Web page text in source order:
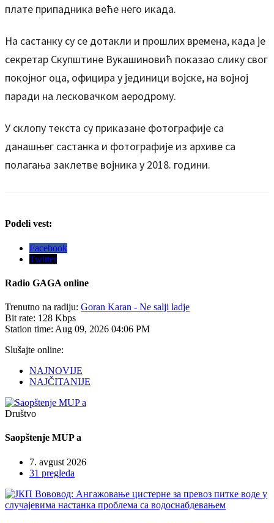
плате припадника веће него икада.
На састанку су се дотакли и прошлих времена, када је
секретар Скупштине Вукашиновић показао слику свог
покојног оцa, официра у јединици војске, на војној
паради на лесковачком аеродрому.
У склопу текста су приказане фотографије са
данашњег састанка и фотографије из архиве са
полагања заклетве војника у 2018. години.
Podeli vest:
Facebook
Twitter
Radio GAGA online
Trenutno na radiju: Goran Karan - Ne salji ladje
Bit rate: 128 Kbps
Station time: Aug 09, 2026 04:06 PM
Slušajte online:
NAJNOVIJE
NAJČITANIJE
Društvo
Saopštenje MUP a
7. avgust 2026
31 pregleda